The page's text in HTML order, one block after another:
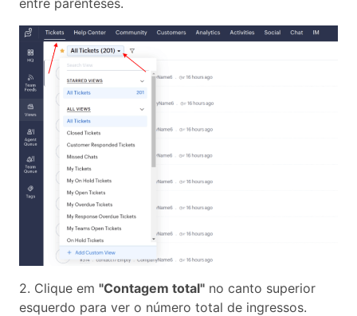
2. Clique em "Contagem total" no canto superior
esquerdo para ver o número total de ingressos.